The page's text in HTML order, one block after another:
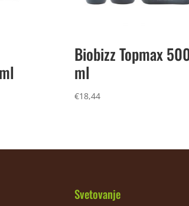
Biobizz Topmax
ml
€18,44
Svetovanje